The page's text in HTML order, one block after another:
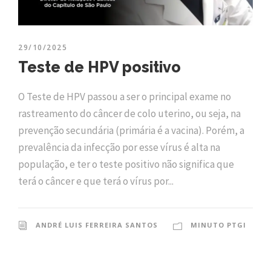
29/10/2025
Teste de HPV positivo
O Teste de HPV passou a ser o principal exame no
rastreamento do câncer de colo uterino, ou seja, na
prevenção secundária (primária é a vacina). Porém, a
prevalência da infecção por esse vírus é alta na
população, e ter o teste positivo não significa que
terá o câncer e que terá o vírus por...
ANDRÉ LUIS FERREIRA SANTOS MINUTO PTGI